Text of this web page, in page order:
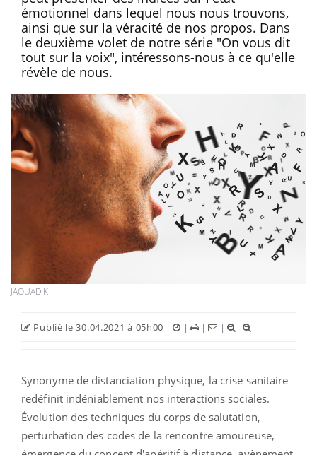
émotionnel dans lequel nous nous trouvons,
ainsi que sur la véracité de nos propos. Dans
le deuxième volet de notre série "On vous dit
tout sur la voix", intéressons-nous à ce qu'elle
révèle de nous.
JAOUAD.K
Publié le 30.04.2021 à 05h00 | | | |
Synonyme de distanciation physique, la crise sanitaire
redéfinit indéniablement nos interactions sociales.
Évolution des techniques du corps de salutation,
perturbation des codes de la rencontre amoureuse,